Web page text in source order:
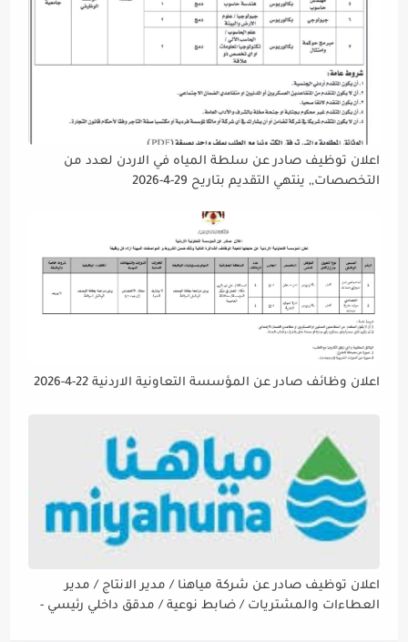
اعلان توظيف صادر عن سلطة المياه في الاردن لعدد من
التخصصات,, ينتهي التقديم بتاريح 29-4-2026
اعلان وظائف صادر عن المؤسسة التعاونية الاردنية 22-4-2026
اعلان توظيف صادر عن شركة مياهنا / مدير الانتاج / مدير
العطاءات والمشتريات / ضابط نوعية / مدقق داخلي رئيسي -